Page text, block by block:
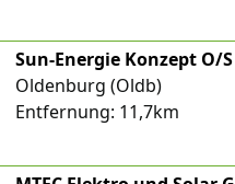
Oldenburg (Oldb)
Entfernung: 11,7km